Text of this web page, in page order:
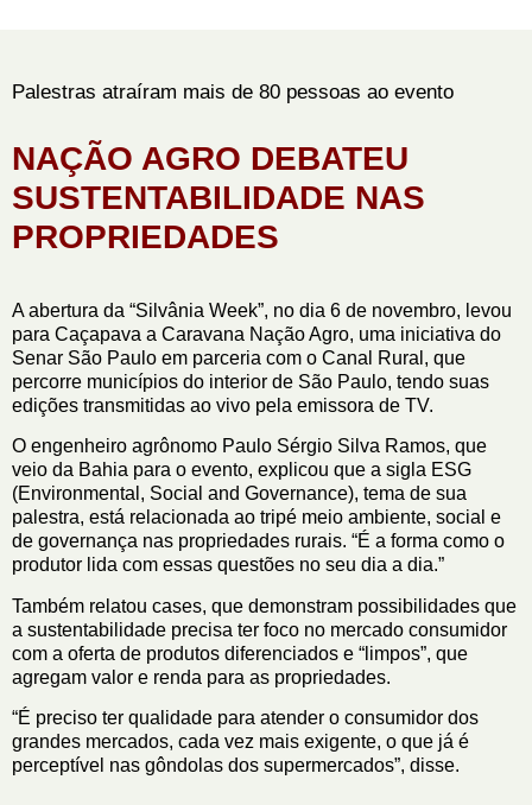
Palestras atraíram mais de 80 pessoas ao evento
NAÇÃO AGRO DEBATEU
SUSTENTABILIDADE NAS
PROPRIEDADES
A abertura da “Silvânia Week”, no dia 6 de novembro, levou
para Caçapava a Caravana Nação Agro, uma iniciativa do
Senar São Paulo em parceria com o Canal Rural, que
percorre municípios do interior de São Paulo, tendo suas
edições transmitidas ao vivo pela emissora de TV.
O engenheiro agrônomo Paulo Sérgio Silva Ramos, que
veio da Bahia para o evento, explicou que a sigla ESG
(Environmental, Social and Governance), tema de sua
palestra, está relacionada ao tripé meio ambiente, social e
de governança nas propriedades rurais. “É a forma como o
produtor lida com essas questões no seu dia a dia.”
Também relatou cases, que demonstram possibilidades que
a sustentabilidade precisa ter foco no mercado consumidor
com a oferta de produtos diferenciados e “limpos”, que
agregam valor e renda para as propriedades.
“É preciso ter qualidade para atender o consumidor dos
grandes mercados, cada vez mais exigente, o que já é
perceptível nas gôndolas dos supermercados”, disse.